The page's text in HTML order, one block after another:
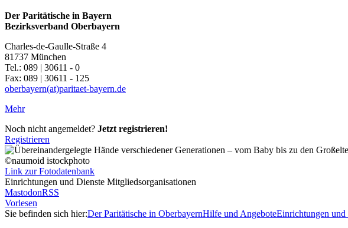
Der Paritätische in Bayern
Bezirksverband Oberbayern
Charles-de-Gaulle-Straße 4
81737 München
Tel.: 089 | 30611 - 0
Fax: 089 | 30611 - 125
oberbayern(at)paritaet-bayern.de
Mehr
Noch nicht angemeldet? Jetzt registrieren!
Registrieren
©naumoid istockphoto
Link zur Fotodatenbank
Einrichtungen und Dienste Mitgliedsorganisationen
MastodonRSS
Vorlesen
Sie befinden sich hier:Der Paritätische in OberbayernHilfe und AngeboteEinrichtungen und